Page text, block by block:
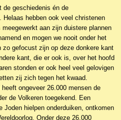
de geschiedenis én de
hebben ook veel christenen
aan zijn duistere plannen
en mogen we nooit onder het
gefocust zijn op deze donkere kant
kant, die er ook is, over het hoofd
stonden er ook heel veel gelovigen
zij zich tegen het kwaad.
ongeveer 26.000 mensen de
de Volkeren toegekend. Een
Joden hielpen onderduiken, ontkomen
Onder deze 26.000